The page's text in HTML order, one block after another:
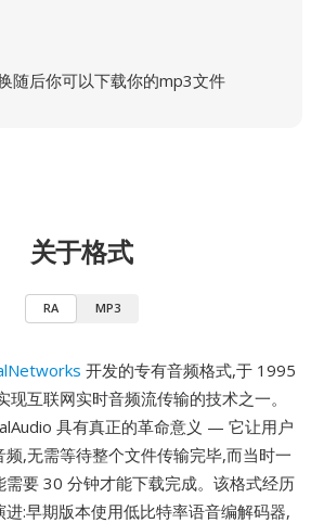
随后你可以下载你的mp3文件
关于格式
RA MP3
开发的专有音频格式,于 1995
现互联网实时音频流传输的技术之一。
具有真正的革命意义 — 它让用户
,无需等待整个文件传输完毕,而当时一
要 30 分钟才能下载完成。该格式经历
:早期版本使用低比特率语音编解码器,